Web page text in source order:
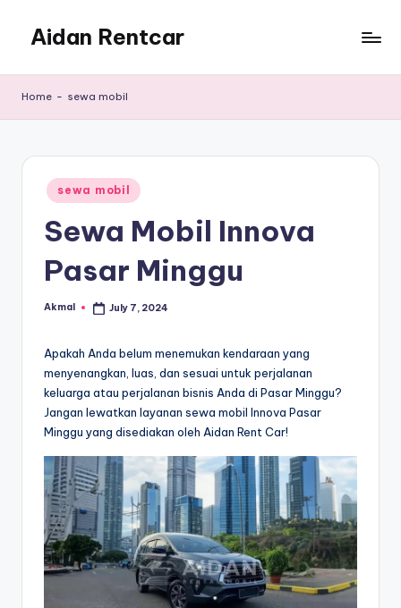
content
Aidan Rentcar
Murah
Home - sewa mobil
Posted
in
sewa mobil
Sewa Mobil Innova
Pasar Minggu
Posted
Akmal July 7, 2024
Apakah Anda belum menemukan kendaraan yang
menyenangkan, luas, dan sesuai untuk perjalanan
keluarga atau perjalanan bisnis Anda di Pasar Minggu?
Jangan lewatkan layanan sewa mobil Innova Pasar
Minggu yang disediakan oleh Aidan Rent Car!